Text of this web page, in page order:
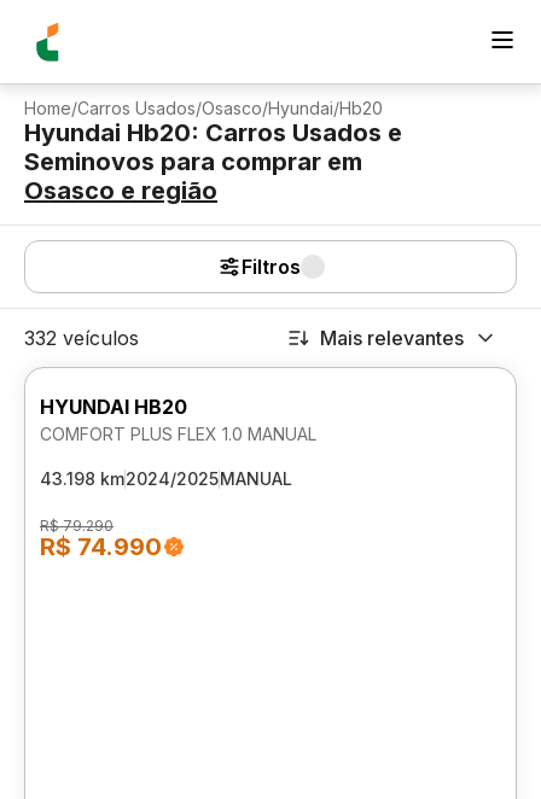
Home/Carros Usados/Osasco/Hyundai/Hb20
Hyundai Hb20: Carros Usados e
Seminovos para comprar em
Osasco e região
Filtros
332 veículos Mais relevantes
HYUNDAI HB20
COMFORT PLUS FLEX 1.0 MANUAL
43.198 km2024/2025MANUAL
R$ 79.290
R$ 74.990